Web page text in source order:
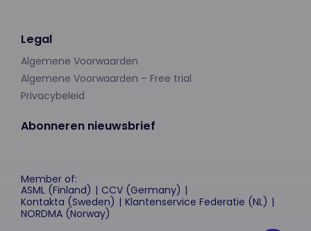
Legal
Algemene Voorwaarden
Algemene Voorwaarden – Free trial
Privacybeleid
Abonneren nieuwsbrief
Member of:
ASML (Finland)
CCV (Germany)
Kontakta (Sweden)
Klantenservice Federatie (NL)
NORDMA (Norway)